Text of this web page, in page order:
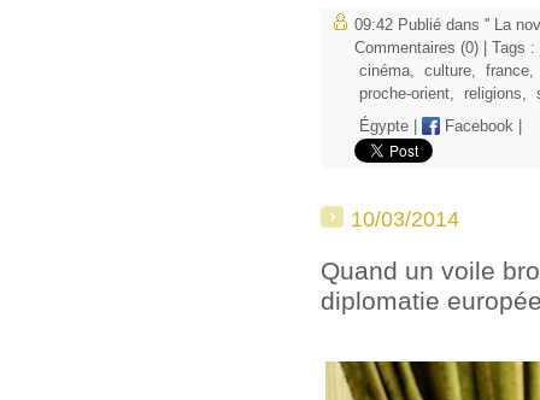
09:42 Publié dans '' La
Commentaires (0) | Tags :
cinéma, culture, france,
proche-orient, religions,
Égypte
Facebook
10/03/2014
Quand un voile
diplomatie